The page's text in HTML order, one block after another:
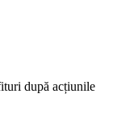
după acțiunile